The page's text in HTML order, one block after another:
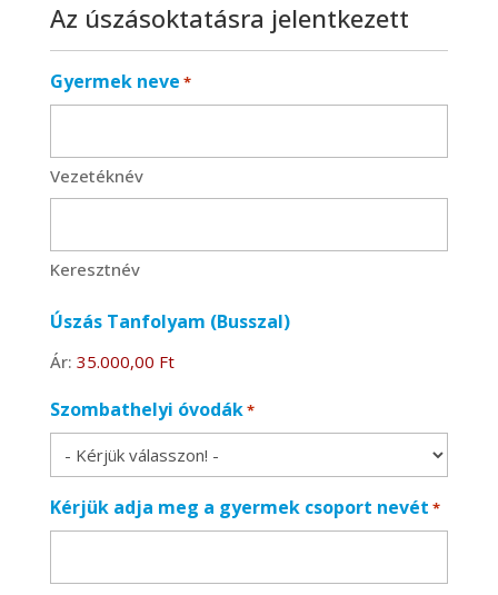
Az úszásoktatásra jelentkezett
Gyermek neve *
Vezetéknév
Keresztnév
Úszás Tanfolyam (Busszal)
Ár:
Szombathelyi óvodák*
Kérjük adja meg a gyermek csoport nevét *